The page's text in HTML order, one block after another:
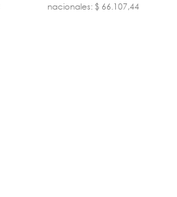
nacionales: $ 66.107,44